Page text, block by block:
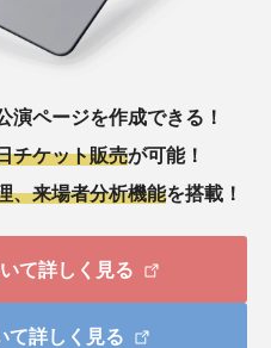
演ページを作成できる！
チケット販売が可能！
、来場者分析機能を搭載！
て詳しく見る
て詳しく見る